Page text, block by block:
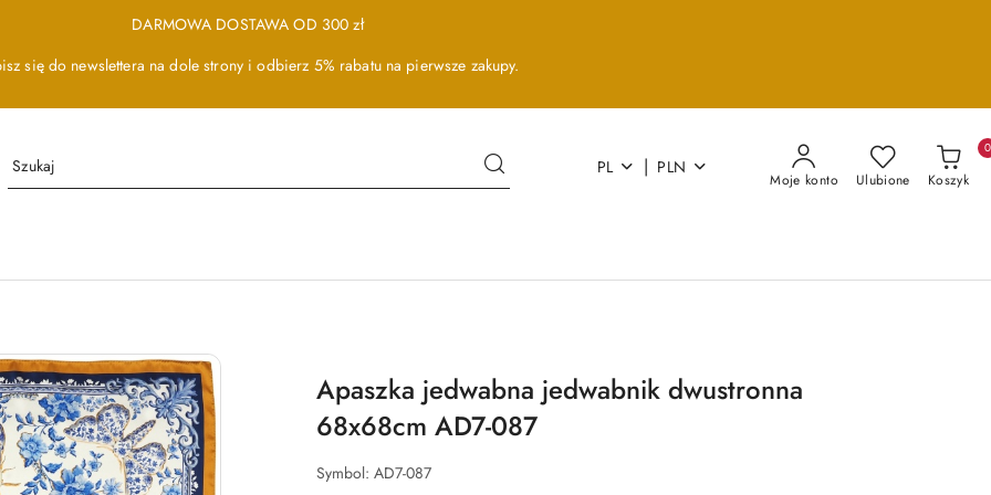
DARMOWA DOSTAWA OD 300 zł
się do newslettera na dole strony i odbierz 5% rabatu na pierwsze zakupy.
PL | PLN
Moje konto Ulubione Koszyk
0
Apaszka jedwabna jedwabnik dwustronna
68x68cm AD7-087
Symbol: AD7-087